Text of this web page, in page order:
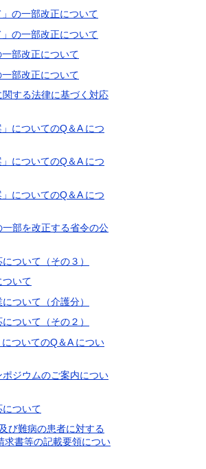
の一部改正について
の一部改正について
部改正について
部改正について
する法律に基づく対応
についてのQ＆A につ
についてのQ＆A につ
についてのQ＆A につ
部を改正する省令の公
ついて（その３）
いて
ついて（介護分）
ついて（その２）
ついてのQ＆A につい
ジウムのご案内につい
ついて
び難病の患者に対する
求書等の記載要領につい